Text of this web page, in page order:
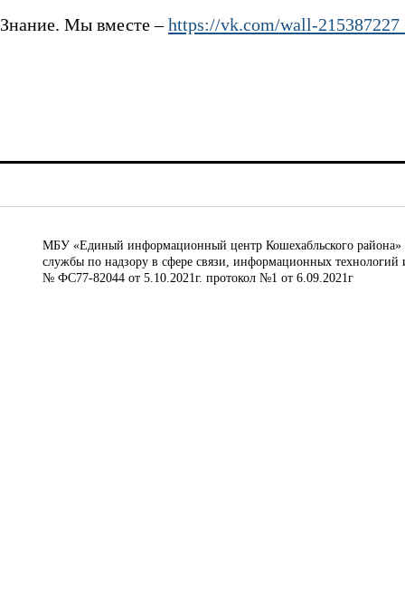
Знание. Мы вместе –https://vk.com/wall-
МБУ «Единый информационный центр Кошехабльского района»
службы по надзору в сфере связи, информационных
№ ФС77-82044 от 5.10.2021г. протокол №1 от 6.09.2021г